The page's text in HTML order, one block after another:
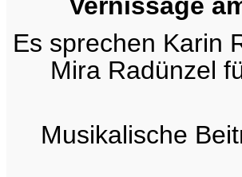
Es sprechen Karin
Mira Radünzel
Musikalische